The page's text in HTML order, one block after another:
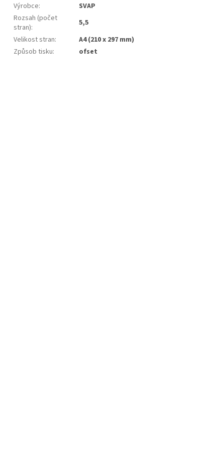
Výrobce:
SVAP
Rozsah (počet
stran):
5,5
Velikost stran:
A4 (210 x 297 mm)
Způsob tisku: ofset